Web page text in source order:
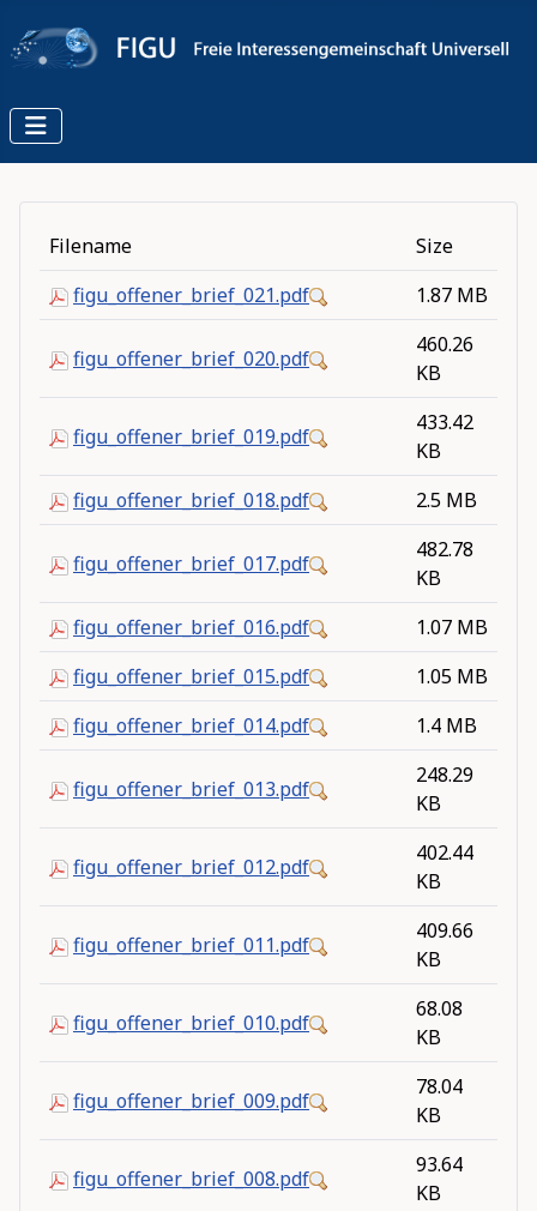
Filename
Size
figu_offener_brief_021.pdf
1.87 MB
figu_offener_brief_020.pdf
460.26
KB
figu_offener_brief_019.pdf
433.42
KB
figu_offener_brief_018.pdf
2.5 MB
figu_offener_brief_017.pdf
482.78
KB
figu_offener_brief_016.pdf
1.07 MB
figu_offener_brief_015.pdf
1.05 MB
figu_offener_brief_014.pdf
1.4 MB
figu_offener_brief_013.pdf
248.29
KB
figu_offener_brief_012.pdf
402.44
KB
figu_offener_brief_011.pdf
409.66
KB
figu_offener_brief_010.pdf
68.08
KB
figu_offener_brief_009.pdf
78.04
KB
figu_offener_brief_008.pdf
93.64
KB